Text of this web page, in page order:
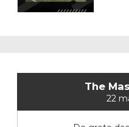
The
22